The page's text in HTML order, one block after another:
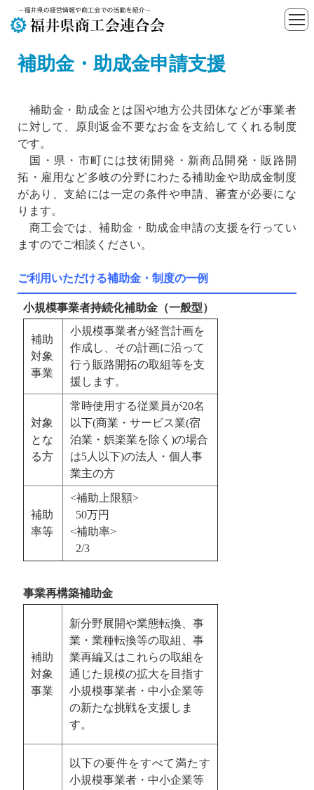
補助金・助成金申請支援
補助金・助成金とは国や地方公共団体などが事業者
に対して、原則返金不要なお金を支給してくれる制度
です。
国・県・市町には技術開発・新商品開発・販路開
拓・雇用など多岐の分野にわたる補助金や助成金制度
があり、支給には一定の条件や申請、審査が必要にな
ります。
商工会では、補助金・助成金申請の支援を行ってい
ますのでご相談ください。
ご利用いただける補助金・制度の一例
小規模事業者持続化補助金（一般型）
補助
対象
事業
小規模事業者が経営計画を
作成し、その計画に沿って
行う販路開拓の取組等を支
援します。
対象
とな
る方
常時使用する従業員が20名
以下(商業・サービス業(宿
泊業・娯楽業を除く)の場合
は5人以下)の法人・個人事
業主の方
補助
率等
<補助上限額>
50万円
<補助率>
2/3
事業再構築補助金
補助
対象
事業
新分野展開や業態転換、事
業・業種転換等の取組、事
業再編又はこれらの取組を
通じた規模の拡大を目指す
小規模事業者・中小企業等
の新たな挑戦を支援しま
す。
以下の要件をすべて満たす
小規模事業者・中小企業等